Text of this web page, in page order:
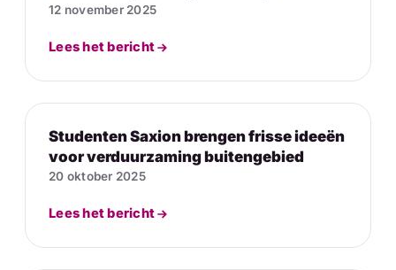
12 november 2025
Lees het bericht
Studenten Saxion brengen frisse ideeën
voor verduurzaming buitengebied
20 oktober 2025
Lees het bericht